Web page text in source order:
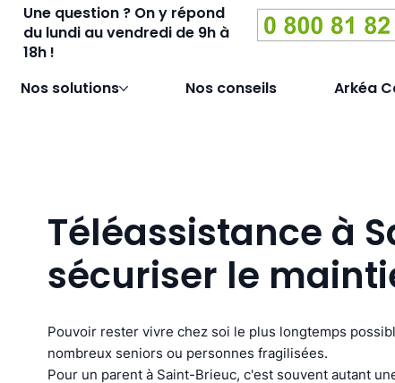
Une question ? On y répond
du lundi au vendredi de 9h à
18h !
Nos solutions Nos conseils Arkéa
Téléassistance à
sécuriser le
Pouvoir rester vivre chez soi le plus longtemps
nombreux seniors ou personnes fragilisées.
Pour un parent à Saint-Brieuc, c'est souvent autant